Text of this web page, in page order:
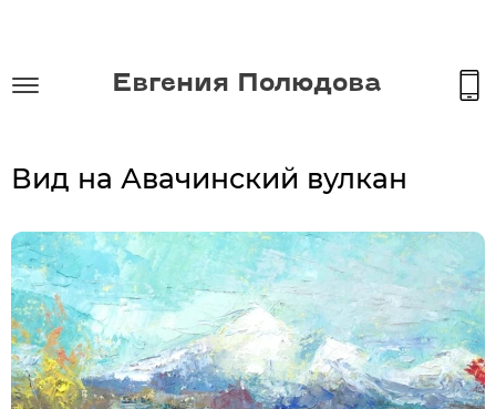
Евгения Полюдова
Вид на Авачинский вулкан